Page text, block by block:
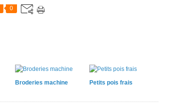
0
Broderies machine Petits pois frais